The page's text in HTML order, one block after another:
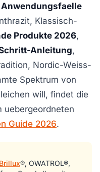
Klassisch-
Produkte 2026,
Anleitung,
Nordic-Weiss-
Spektrum von
will, findet die
uebergeordneten
Guide 2026.
Brillux®, OWATROL®,